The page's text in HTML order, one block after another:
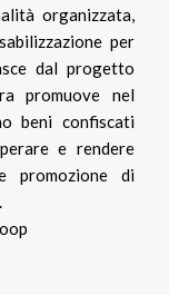
organizzata,
per
dal progetto
promuove nel
beni confiscati
e rendere
promozione di